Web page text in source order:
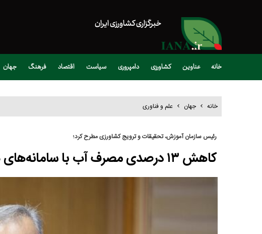
خبرگزاری کشاورزی ایران
خانه عناوین کشاورزی دامپروری سیاست اقتصاد فرهنگ جهان
خانه جهان علم و فناوری
رئیس سازمان آموزش، تحقیقات و ترویج کشاورزی مطرح کرد؛
کاهش ۱۳ درصدی مصرف آب با سامانه‌های هوشمند آبیاری مجهز به اینترنت اشیا